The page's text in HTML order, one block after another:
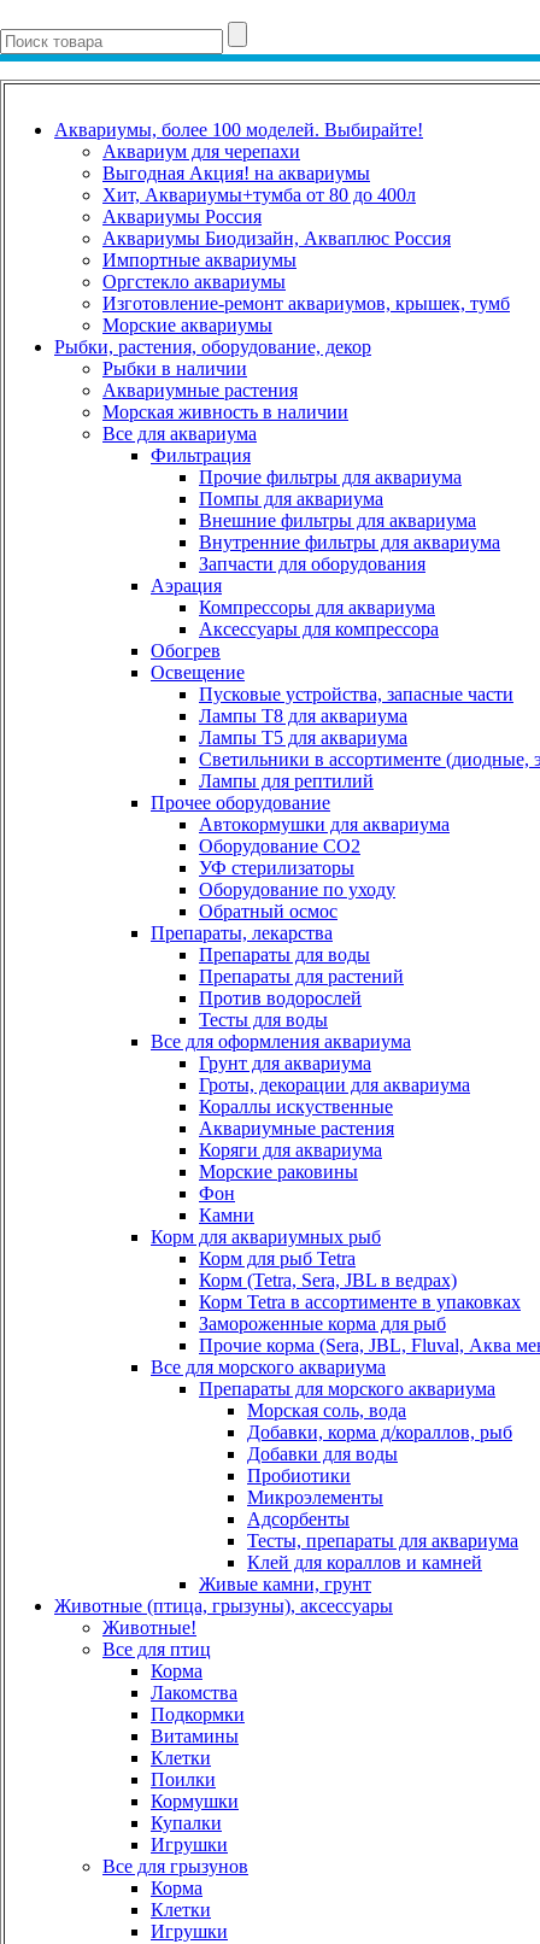
Аквариумы, более 100 моделей. Выбирайте!
Аквариум для черепахи
Выгодная Акция! на аквариумы
Хит, Аквариумы+тумба от 80 до 400л
Аквариумы Россия
Аквариумы Биодизайн, Акваплюс Россия
Импортные аквариумы
Оргстекло аквариумы
Изготовление-ремонт аквариумов, крышек, тумб
Морские аквариумы
Рыбки, растения, оборудование, декор
Рыбки в наличии
Аквариумные растения
Морская живность в наличии
Все для аквариума
Фильтрация
Прочие фильтры для аквариума
Помпы для аквариума
Внешние фильтры для аквариума
Внутренние фильтры для аквариума
Запчасти для оборудования
Аэрация
Компрессоры для аквариума
Аксессуары для компрессора
Обогрев
Освещение
Пусковые устройства, запасные части
Лампы Т8 для аквариума
Лампы Т5 для аквариума
Светильники в ассортименте (диодные,
Лампы для рептилий
Прочее оборудование
Автокормушки для аквариума
Оборудование СО2
УФ стерилизаторы
Оборудование по уходу
Обратный осмос
Препараты, лекарства
Препараты для воды
Препараты для растений
Против водорослей
Тесты для воды
Все для оформления аквариума
Грунт для аквариума
Гроты, декорации для аквариума
Кораллы искуственные
Аквариумные растения
Коряги для аквариума
Морские раковины
Фон
Камни
Корм для аквариумных рыб
Корм для рыб Tetra
Корм (Tetra, Sera, JBL в ведрах)
Корм Tetra в ассортименте в упаковках
Замороженные корма для рыб
Прочие корма (Sera, JBL, Fluval, Аква
Все для морского аквариума
Препараты для морского аквариума
Морская соль, вода
Добавки, корма д/кораллов, рыб
Добавки для воды
Пробиотики
Микроэлементы
Адсорбенты
Тесты, препараты для аквариума
Клей для кораллов и камней
Живые камни, грунт
Животные (птица, грызуны), аксессуары
Животные!
Все для птиц
Корма
Лакомства
Подкормки
Витамины
Клетки
Поилки
Кормушки
Купалки
Игрушки
Все для грызунов
Корма
Клетки
Игрушки